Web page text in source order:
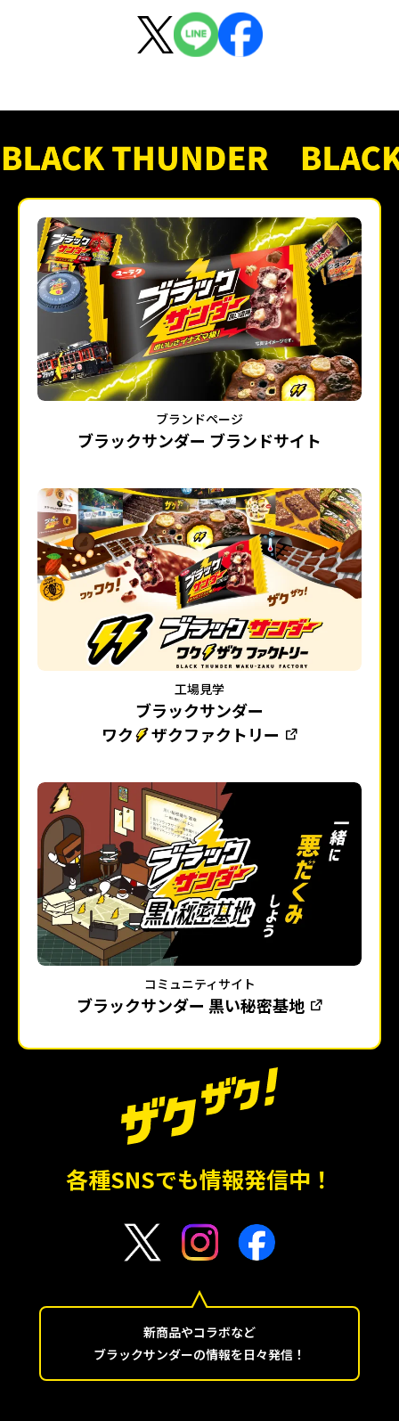
ブランドページ
ブラックサンダー ブランドサイト
工場見学
ブラックサンダー
ワク
ザクファクトリー
コミュニティサイト
ブラックサンダー 黒い秘密基地
各種SNSでも情報発信中！
新商品やコラボなど
ブラックサンダーの情報を日々発信！